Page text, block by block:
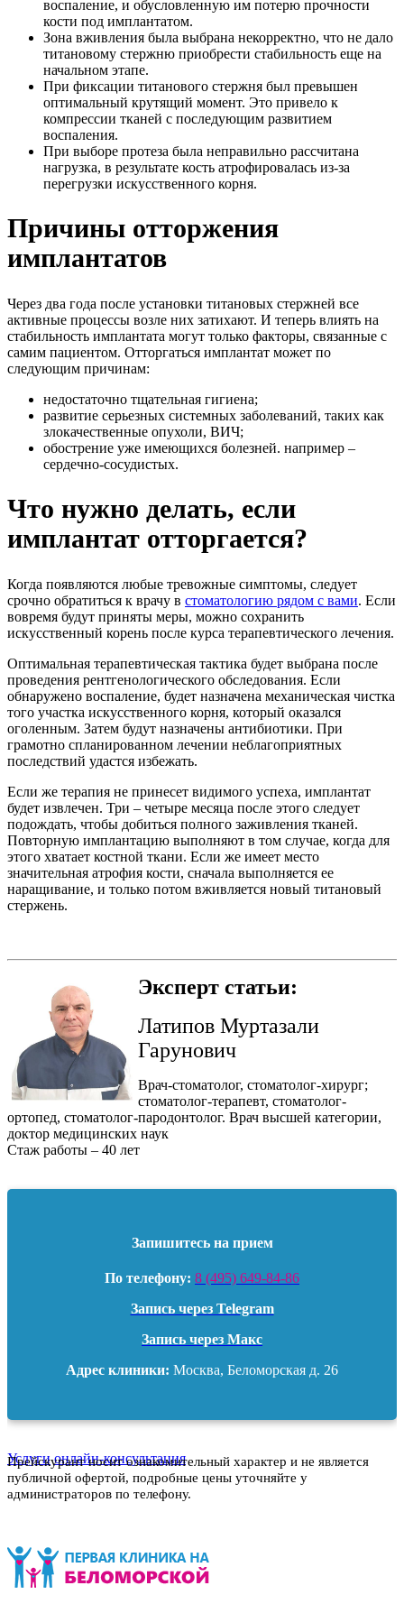
воспаление, и обусловленную им потерю прочности
кости под имплантатом.
Зона вживления была выбрана некорректно, что не дало
титановому стержню приобрести стабильность еще на
начальном этапе.
При фиксации титанового стержня был превышен
оптимальный крутящий момент. Это привело к
компрессии тканей с последующим развитием
воспаления.
При выборе протеза была неправильно рассчитана
нагрузка, в результате кость атрофировалась из-за
перегрузки искусственного корня.
Причины отторжения
имплантатов
Через два года после установки титановых стержней все
активные процессы возле них затихают. И теперь влиять на
стабильность имплантата могут только факторы, связанные с
самим пациентом. Отторгаться имплантат может по
следующим причинам:
недостаточно тщательная гигиена;
развитие серьезных системных заболеваний, таких как
злокачественные опухоли, ВИЧ;
обострение уже имеющихся болезней. например –
сердечно-сосудистых.
Что нужно делать, если
имплантат отторгается?
Когда появляются любые тревожные симптомы, следует
срочно обратиться к врачу в стоматологию рядом с вами. Если
вовремя будут приняты меры, можно сохранить
искусственный корень после курса терапевтического лечения.
Оптимальная терапевтическая тактика будет выбрана после
проведения рентгенологического обследования. Если
обнаружено воспаление, будет назначена механическая чистка
того участка искусственного корня, который оказался
оголенным. Затем будут назначены антибиотики. При
грамотно спланированном лечении неблагоприятных
последствий удастся избежать.
Если же терапия не принесет видимого успеха, имплантат
будет извлечен. Три – четыре месяца после этого следует
подождать, чтобы добиться полного заживления тканей.
Повторную имплантацию выполняют в том случае, когда для
этого хватает костной ткани. Если же имеет место
значительная атрофия кости, сначала выполняется ее
наращивание, и только потом вживляется новый титановый
стержень.
Эксперт статьи:
Латипов Муртазали
Гарунович
Врач-стоматолог, стоматолог-хирург;
стоматолог-терапевт, стоматолог-
ортопед, стоматолог-пародонтолог. Врач высшей категории,
доктор медицинских наук
Стаж работы – 40 лет
Запишитесь на прием
По телефону: 8 (495) 649-84-86
Запись через Telegram
Запись через Макс
Адрес клиники: Москва, Беломорская д. 26
Услуги онлайн-консультация
Прейскурант носит ознакомительный характер и не является
публичной офертой, подробные цены уточняйте у
администраторов по телефону.